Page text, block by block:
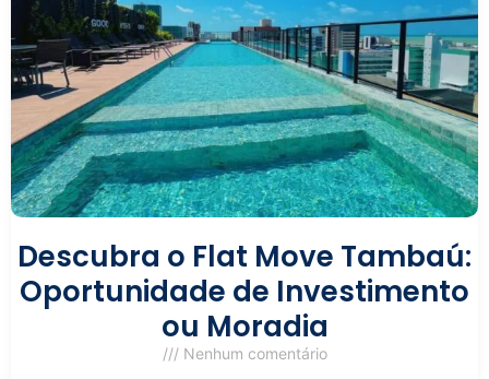
Descubra o Flat Move Tambaú:
Oportunidade de Investimento
ou Moradia
Nenhum comentário